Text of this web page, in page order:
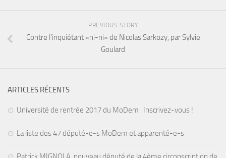
PREVIOUS STORY
Contre l’inquiétant «ni-ni» de Nicolas Sarkozy, par Sylvie
Goulard
ARTICLES RÉCENTS
Université de rentrée 2017 du MoDem : Inscrivez-vous !
La liste des 47 député-e-s MoDem et apparenté-e-s